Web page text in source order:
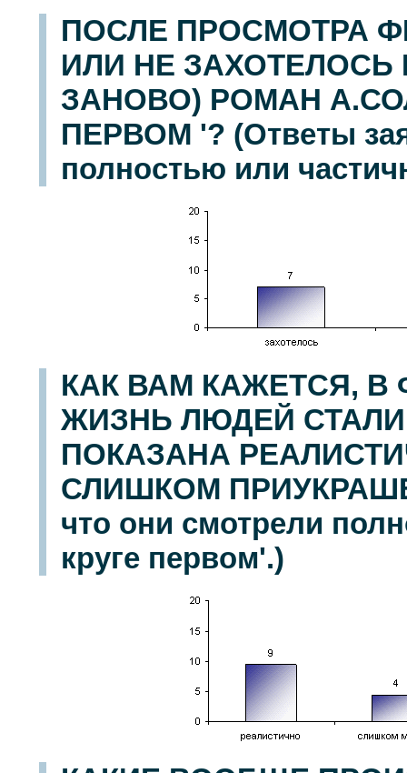
ПОСЛЕ ПРОСМОТРА
ИЛИ НЕ ЗАХОТЕЛОСЬ
ЗАНОВО) РОМАН
ПЕРВОМ '? (Ответы
полностью или
КАК ВАМ КАЖЕТСЯ, В
ЖИЗНЬ ЛЮДЕЙ
ПОКАЗАНА
СЛИШКОМ
что они смотрели
круге первом'.)